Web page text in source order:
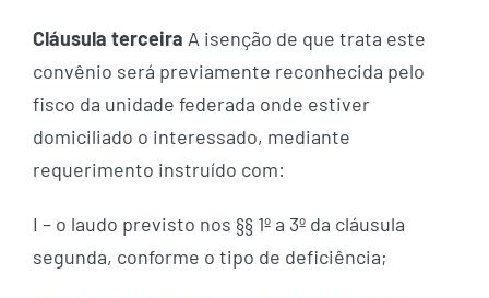
Cláusula terceira A isenção de que trata este
convênio será previamente reconhecida pelo
fisco da unidade federada onde estiver
domiciliado o interessado, mediante
requerimento instruído com:
I – o laudo previsto nos §§ 1º a 3º da cláusula
segunda, conforme o tipo de deficiência;